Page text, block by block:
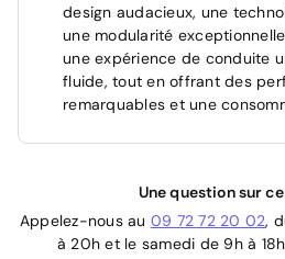
design audacieux, une
une modularité
une expérience de conduite
fluide, tout en offrant des
remarquables et une
Une question sur
Appelez-nous au 09 72 72 20 02,
à 20h et le samedi de 9h à